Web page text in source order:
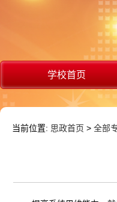
学校首页
当前位置: 思政首页 > 全部